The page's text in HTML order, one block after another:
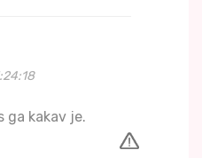
ga kakav je.